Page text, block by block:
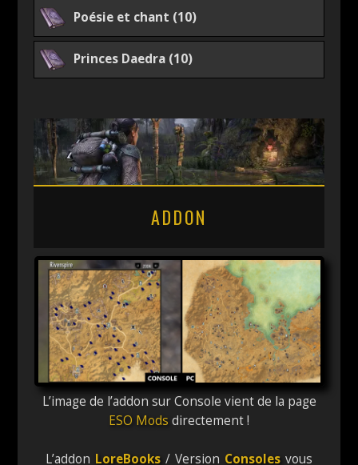
Poésie et chant (10)
Princes Daedra (10)
ADDON
L’image de l’addon sur Console vient de la page
ESO Mods directement !
L’addon LoreBooks / Version Consolesvous